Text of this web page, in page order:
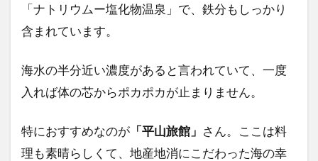
「ナトリウムー塩化物温泉」で、鉄分もしっかり
含まれています。
海水の半分近い濃度があると言われていて、一度
入れば体の芯からポカポカが止まりません。
特におすすめなのが 「平山旅館」 さん。ここは料
理も素晴らしくて、地産地消にこだわった海の幸